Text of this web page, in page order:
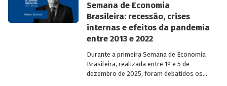
Semana de Economia
Brasileira: recessão, crises
internas e efeitos da pandemia
entre 2013 e 2022
Durante a primeira Semana de Economia
Brasileira, realizada entre 1º e 5 de
dezembro de 2025, foram debatidos os